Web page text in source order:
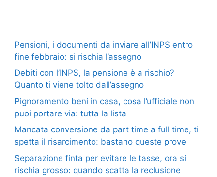
Pensioni, i documenti da inviare all’INPS entro
fine febbraio: si rischia l’assegno
Debiti con l’INPS, la pensione è a rischio?
Quanto ti viene tolto dall’assegno
Pignoramento beni in casa, cosa l’ufficiale non
puoi portare via: tutta la lista
Mancata conversione da part time a full time, ti
spetta il risarcimento: bastano queste prove
Separazione finta per evitare le tasse, ora si
rischia grosso: quando scatta la reclusione